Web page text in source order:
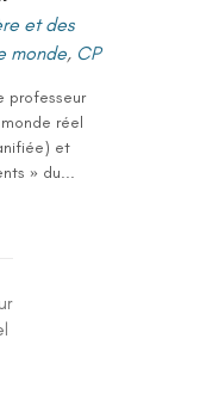
et des
monde, CP
professeur
réel
et
» du...